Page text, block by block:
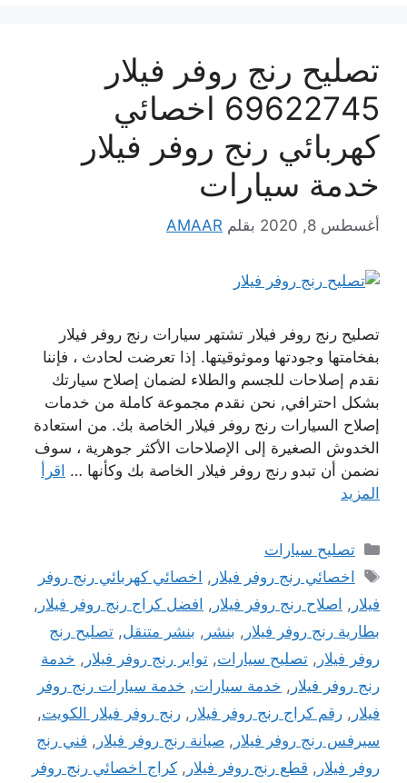
تصليح رنج روفر فيلار
69622745 اخصائي
كهربائي رنج روفر فيلار
خدمة سيارات
أغسطس 8, 2020 بقلم AMAAR
تصليح رنج روفر فيلار تشتهر سيارات رنج روفر فيلار
بفخامتها وجودتها وموثوقيتها. إذا تعرضت لحادث ، فإننا
نقدم إصلاحات للجسم والطلاء لضمان إصلاح سيارتك
بشكل احترافي, نحن نقدم مجموعة كاملة من خدمات
إصلاح السيارات رنج روفر فيلار الخاصة بك. من استعادة
الخدوش الصغيرة إلى الإصلاحات الأكثر جوهرية ، سوف
نضمن أن تبدو رنج روفر فيلار الخاصة بك وكأنها … اقرأ
المزيد
التصنيفات
تصليح سيارات
الوسوم
اخصائي رنج روفر فيلار , اخصائي كهربائي رنج روفر
فيلار , اصلاح رنج روفر فيلار , افضل كراج رنج روفر فيلار ,
بطارية رنج روفر فيلار , بنشر , بنشر متنقل, تصليح رنج
روفر فيلار , تصليح سيارات, تواير رنج روفر فيلار , خدمة
رنج روفر فيلار , خدمة سيارات, خدمة سيارات رنج روفر
فيلار , رقم كراج رنج روفر فيلار , رنج روفر فيلار الكويت,
سيرفس رنج روفر فيلار , صيانة رنج روفر فيلار , فني رنج
روفر فيلار , قطع رنج روفر فيلار , كراج اخصائي رنج روفر